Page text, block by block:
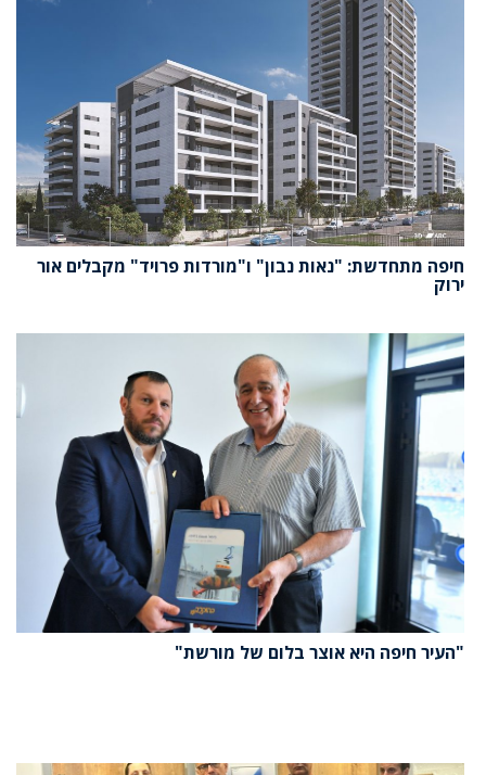
חיפה מתחדשת: "נאות נבון" ו"מורדות פרויד" מקבלים אור
ירוק
"העיר חיפה היא אוצר בלום של מורשת"